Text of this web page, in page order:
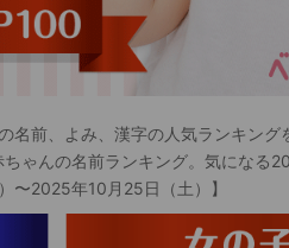
名前、よみ、漢字の人気ランキング
ゃんの名前ランキング。気になる
〜2025年10月25日（土）】